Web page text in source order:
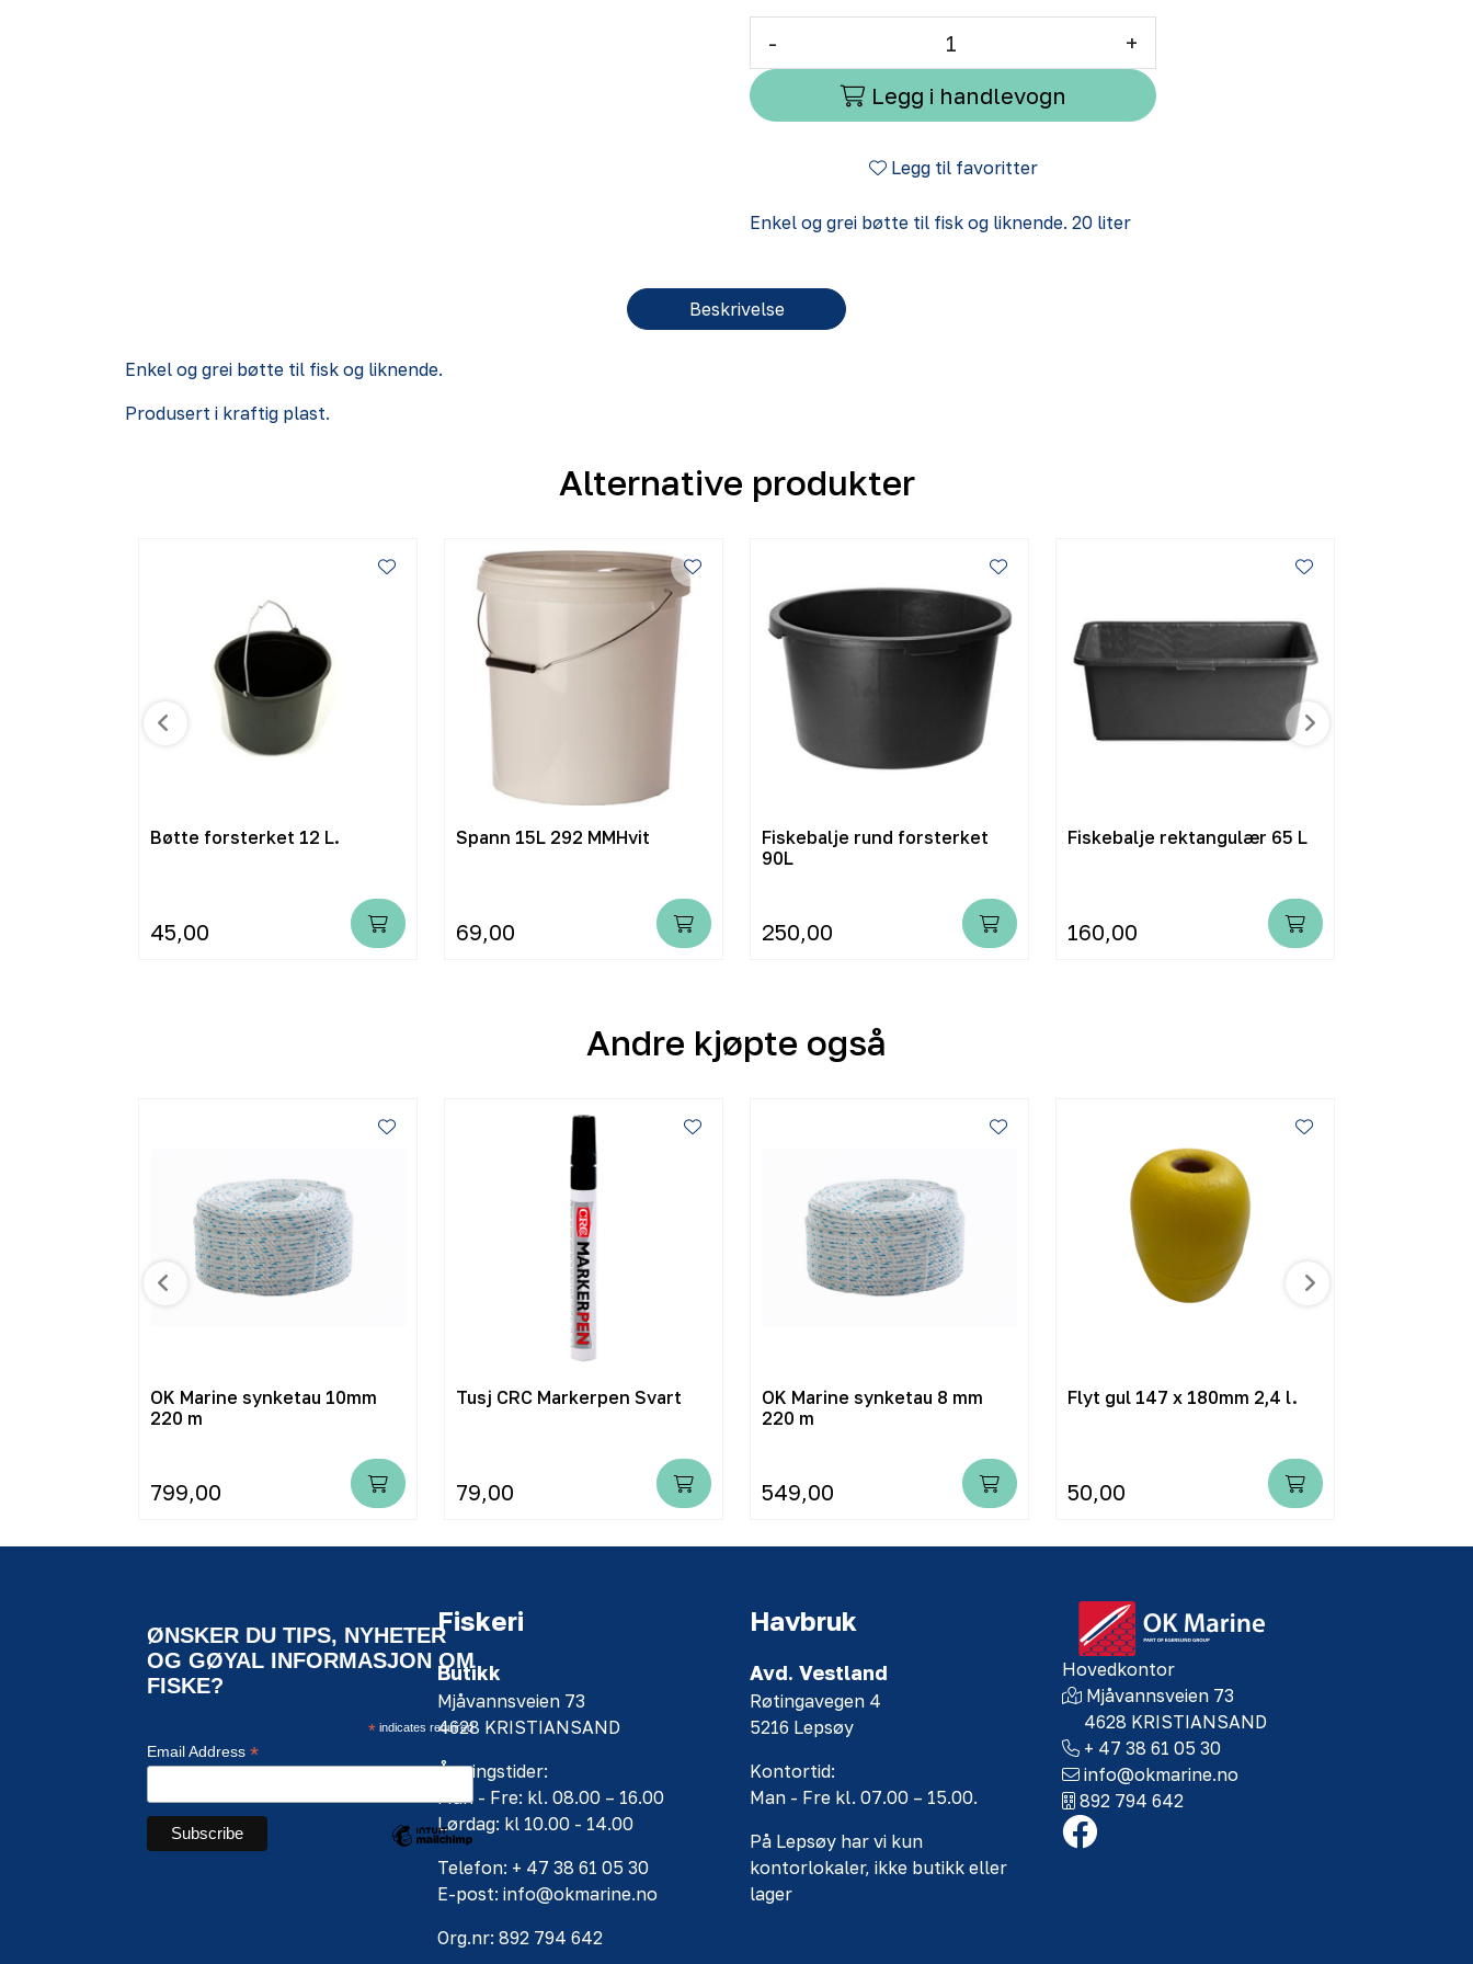
-
+
Legg i handlevogn
Legg til favoritter
Enkel og grei bøtte til fisk og liknende. 20 liter
Beskrivelse
Enkel og grei bøtte til fisk og liknende.
Produsert i kraftig plast.
Alternative produkter
Bøtte forsterket 12 L.
45,00
Spann 15L 292 MMHvit
69,00
Fiskebalje rund forsterket
90L
250,00
Fiskebalje rektangulær 65 L
160,00
Andre kjøpte også
OK Marine synketau 10mm
220 m
799,00
Tusj CRC Markerpen Svart
79,00
OK Marine synketau 8 mm
220 m
549,00
Flyt gul 147 x 180mm 2,4 l.
50,00
ØNSKER DU TIPS, NYHETER
OG GØYAL INFORMASJON OM
FISKE?
*indicates required
Email Address *
Fiskeri
Butikk
Mjåvannsveien 73
4628 KRISTIANSAND
Åpningstider:
Man - Fre: kl. 08.00 – 16.00
Lørdag: kl 10.00 - 14.00
Telefon: + 47 38 61 05 30
E-post: info@okmarine.no
Org.nr: 892 794 642
Havbruk
Avd. Vestland
Røtingavegen 4
5216 Lepsøy
Kontortid:
Man - Fre kl. 07.00 – 15.00.
På Lepsøy har vi kun
kontorlokaler, ikke butikk eller
lager
Hovedkontor
Mjåvannsveien 73
4628 KRISTIANSAND
+ 47 38 61 05 30
info@okmarine.no
892 794 642